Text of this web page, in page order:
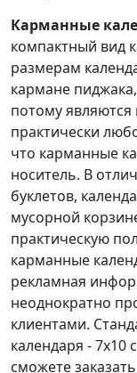
Карманные
компактный вид
размерам
кармане
потому
практически
что карманные
носитель. В
буклетов,
мусорной
практическую
карманные
рекламная
неоднократно
клиентами.
календаря -
сможете